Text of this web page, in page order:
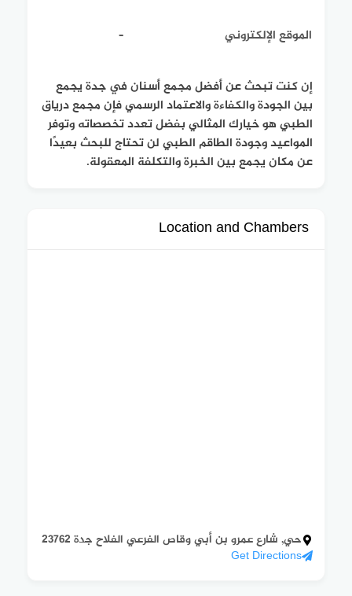
الموقع الإلكتروني –
إن كنت تبحث عن أفضل مجمع أسنان في جدة يجمع
بين الجودة والكفاءة والاعتماد الرسمي فإن مجمع درياق
الطبي هو خيارك المثالي بفضل تعدد تخصصاته وتوفر
المواعيد وجودة الطاقم الطبي لن تحتاج للبحث بعيدًا
عن مكان يجمع بين الخبرة والتكلفة المعقولة.
Location and Chambers
حي, شارع عمرو بن أبي وقاص الفرعي الفلاح جدة 23762
Get Directions